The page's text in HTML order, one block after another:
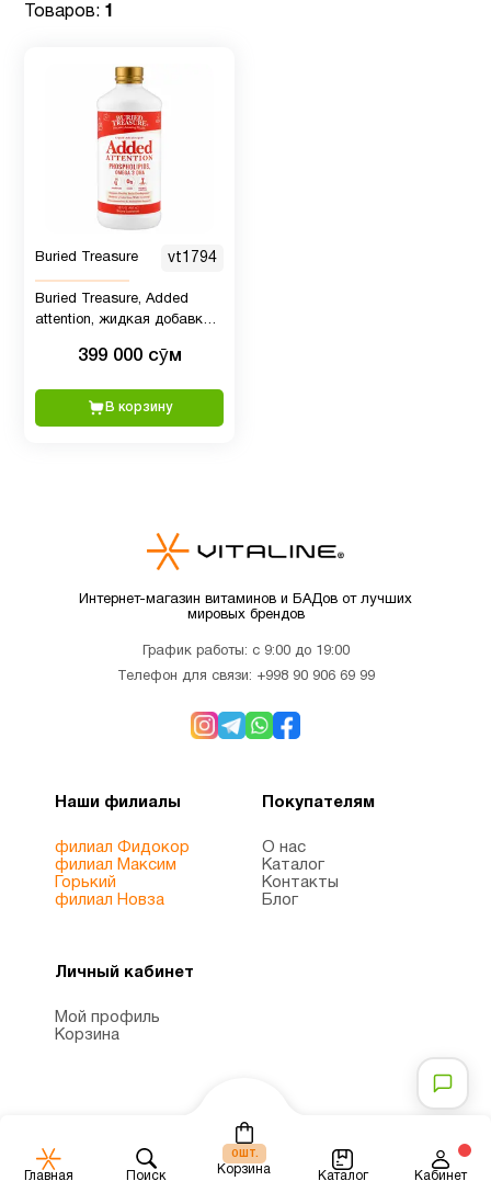
Кокосовое
Магний 2
Микроэлементы
Минералы
Мужчинам 11
Мультивитамины 5
7
1
Препараты
Продукты
жир
Товаров: 1
Buried Treasure vt1794
Buried Treasure, Added
attention, жидкая добавка
внимания, 480 ml для детей
399 000 сӯм
В корзину
Главная Поиск
0шт.
Корзина
Каталог Кабинет
Интернет-магазин витаминов и БАДов от лучших
мировых брендов
График работы: с 9:00 до 19:00
Телефон для связи: +998 90 906 69 99
Наши филиалы
филиал Фидокор
филиал Максим
Горький
филиал Новза
Покупателям
О нас
Каталог
Контакты
Блог
Личный кабинет
Мой профиль
Корзина